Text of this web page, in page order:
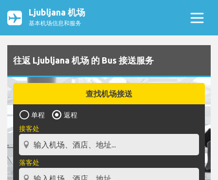
Ljubljana 机场
基本机场信息和服务
往返 Ljubljana 机场 的 Bus 接送服务
查找机场接送
单程
返程
接客处
落客处